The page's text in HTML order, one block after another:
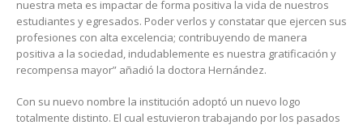
nuestra meta es impactar de forma positiva la vida de nuestros
estudiantes y egresados. Poder verlos y constatar que ejercen sus
profesiones con alta excelencia; contribuyendo de manera
positiva a la sociedad, indudablemente es nuestra gratificación y
recompensa mayor” añadió la doctora Hernández.
Con su nuevo nombre la institución adoptó un nuevo logo
totalmente distinto. El cual estuvieron trabajando por los pasados